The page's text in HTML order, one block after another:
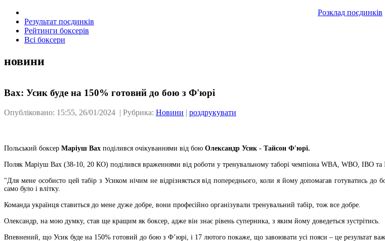
Розклад поєдинків
Результат поєдинків
Рейтинги боксерів
Всі боксери
новини
Вах: Усик буде на 150% готовий до бою з Ф'юрі
Опубліковано: 15:55, 26/01/2024 | Рубрика: Новини | роздрукувати
Польський боксер Маріуш Вах поділився очікуваннями від бою Олександр Усик - Тайсон Ф'юрі.
Поляк Маріуш Вах (38-10, 20 КО) поділився враженнями від роботи у тренувальному таборі чемпіона WBA, WBO, IBO
"Для мене особисто цей табір з Усиком нічим не відрізняється від попереднього, коли я йому допомагав
само було і влітку.
Команда українця ставиться до мене дуже добре, вони професійно організували тренувальний табір, тож все добре.
Олександр, на мою думку, став ще кращим як боксер, адже він знає рівень суперника, з яким йому доведеться зустрітись.
Впевнений, що Усик буде на 150% готовий до бою з Ф’юрі, і 17 лютого покаже, що завоювати усі пояси – це результат